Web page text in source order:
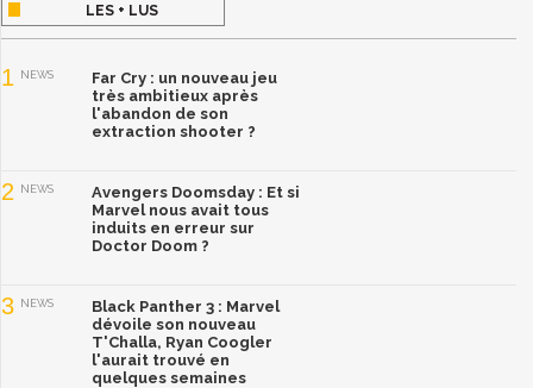
LES + LUS
1 NEWS
Far Cry : un nouveau jeu
très ambitieux après
l'abandon de son
extraction shooter ?
2 NEWS
Avengers Doomsday : Et si
Marvel nous avait tous
induits en erreur sur
Doctor Doom ?
3 NEWS
Black Panther 3 : Marvel
dévoile son nouveau
T'Challa, Ryan Coogler
l'aurait trouvé en
quelques semaines